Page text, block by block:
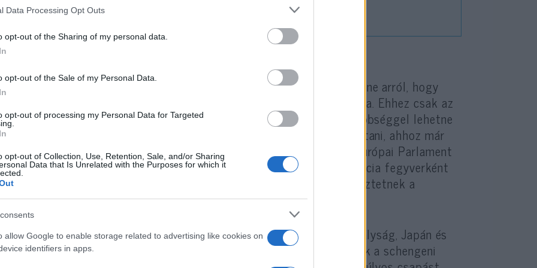
Data Processing Opt Outs
opt-out of the Sharing of my personal data.
opt-out of the Sale of my Personal Data.
opt-out of processing my Personal Data for Targeted
opt-out of Collection, Use, Retention, Sale, and/or Sharing
Data that Is Unrelated with the Purposes for which it
allow Google to enable storage related to advertising like cookies on
identifiers in apps.
precedens
szabályozás értelmében az Európai Bizottság egyoldalúan dönthetne arról, hogy
egy évre felfüggeszti egy ország vízummentes beutazását az EU-ba. Ehhez csak az
tagállamok jóváhagyása kell, és ezt a döntést csak minősített többséggel lehetne
Ha a felfüggesztést hosszabb időre is fenn akarják tartani, ahhoz már
úgynevezett delegált jogi aktusra lenne szükség, amit viszont az Európai Parlament
a Tanács külön is felülvizsgálhatna. Izraeli kritikusok ezt a bürokrácia fegyverként
felhasználásának nevezik egy ostromlott nemzet ellen, és figyelmeztetnek a
precedensre, amelyet ez teremt.
az izraeliek, akárcsak 60 másik ország, köztük az Egyesült Királyság, Japán és
állampolgárai, vízum nélkül legfeljebb 90 napralátogathatnak a schengeni